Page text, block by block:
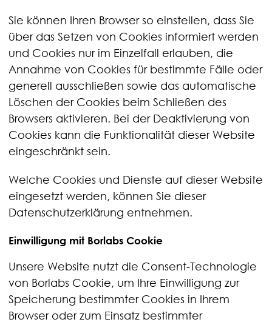
Sie können Ihren Browser so einstellen, dass Sie
über das Setzen von Cookies informiert werden
und Cookies nur im Einzelfall erlauben, die
Annahme von Cookies für bestimmte Fälle oder
generell ausschließen sowie das automatische
Löschen der Cookies beim Schließen des
Browsers aktivieren. Bei der Deaktivierung von
Cookies kann die Funktionalität dieser Website
eingeschränkt sein.
Welche Cookies und Dienste auf dieser Website
eingesetzt werden, können Sie dieser
Datenschutzerklärung entnehmen.
Einwilligung mit Borlabs Cookie
Unsere Website nutzt die Consent-Technologie
von Borlabs Cookie, um Ihre Einwilligung zur
Speicherung bestimmter Cookies in Ihrem
Browser oder zum Einsatz bestimmter